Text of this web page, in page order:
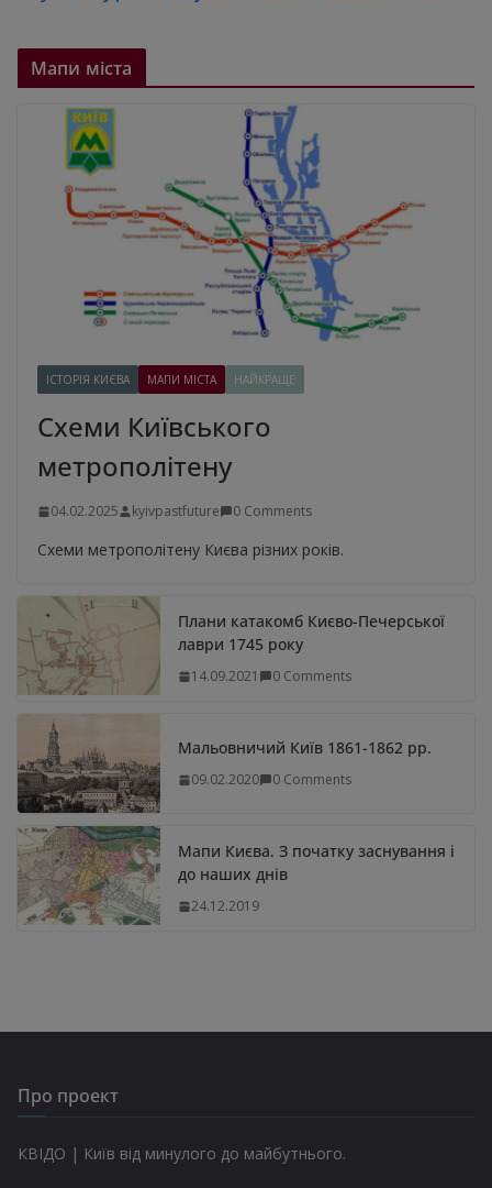
Мапи міста
ІСТОРІЯ КИЄВА МАПИ МІСТА НАЙКРАЩЕ
Схеми Київського
метрополітену
04.02.2025 kyivpastfuture 0 Comments
Схеми метрополітену Києва різних років.
Плани катакомб Києво-Печерської
лаври 1745 року
14.09.2021 0 Comments
Мальовничий Київ 1861-1862 рр.
09.02.2020 0 Comments
Мапи Києва. З початку заснування і
до наших днів
24.12.2019
Про проект
КВІДО | Київ від минулого до майбутнього.